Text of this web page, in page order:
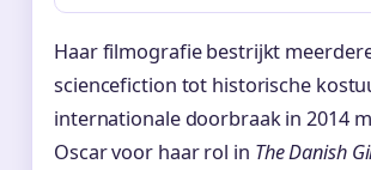
Haar filmografie bestrijkt
sciencefiction tot historische
internationale doorbraak in 2014
Oscar voor haar rol in The Danish